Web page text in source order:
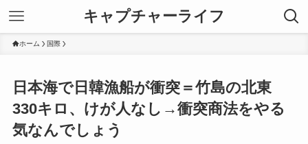
キャプチャーライフ
ホーム 国際
日本海で日韓漁船が衝突＝竹島の北東
330キロ、けが人なし→衝突商法をやる
気なんでしょう